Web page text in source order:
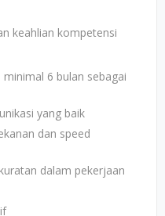
keahlian kompetensi
6 bulan sebagai
yang baik
dan speed
dalam pekerjaan